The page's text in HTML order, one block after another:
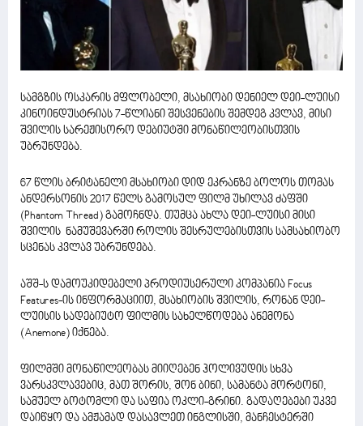
სამგზის ოსკარის მფლობელი, მსახიობი დენიელ დეი-ლუისი
კინოინდუსტრიას 7-წლიანი შესვენების შემდეგ კვლავ, მისი
შვილის სარეჟისორო დებიუტში მონაწილეობისთვის
უბრუნდება.
67 წლის ბრიტანელი მსახიობი დიდ ეკრანზე ბოლოს თომას
ანდერსონის 2017 წელს გამოსულ ფილმ უხილავ ძაფში
(Phantom Thread) გამოჩნდა. თუმცა ახლა დეი-ლუისი მისი
შვილის ნამუშევარში როლის შესრულებისთვის სამსახიობო
სცენას კვლავ უბრუნდება.
აშშ-ს დამოუკიდებელი პროდიუსერული კომპანია Focus
Features-ის ინფორმაციით, მსახიობის შვილის, რონან დეი-
ლუისის სადებიუტო ფილმის სახელწოდება ანემონა
(Anemone) იქნება.
ფილმში მონაწილეობას მიიღებენ ჰოლივუდის სხვა
ვარსკვლავებიც, მათ შორის, შონ ბინი, სამანტა მორტონი,
სამუელ ბოტომლი და საფია ოკლი-გრინი. გადაღებები უკვე
დაიწყო და ამჟამად დასავლეთ ინგლისში, მანჩესტერში